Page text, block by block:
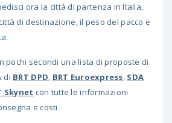
ora la città di partenza in Italia,
di destinazione, il peso del pacco e
pochi secondi una lista di proposte di
di BRT DPD BRT Euroexpress SDA
Skynet con tutte le informazioni
e costi.